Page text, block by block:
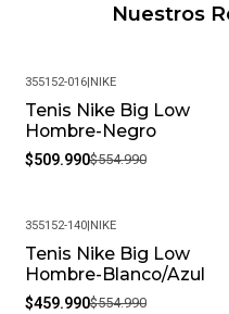
Nuestros
-8%
355152-016|NIKE
Tenis Nike Big Low
Hombre-Negro
$509.990$554.990
-17%
355152-140|NIKE
Tenis Nike Big Low
Hombre-Blanco/Azul
$459.990$554.990